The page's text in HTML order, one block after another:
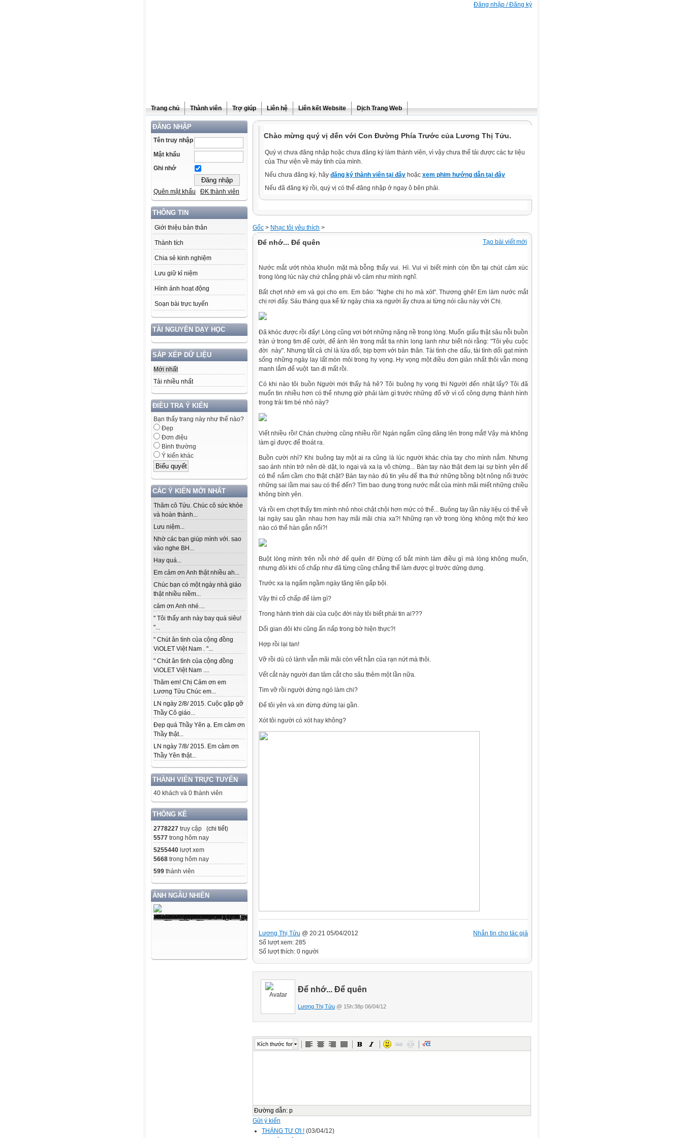
Đăng nhập / Đăng ký
Trang chủ Thành viên Trợ giúp Liên hệ Liên kết Website Dịch Trang Web
ĐĂNG NHẬP
Tên truy nhập
Mật khẩu
Ghi nhớ
Quên mật khẩu ĐK thành viên
THÔNG TIN
Giới thiệu bản thân
Thành tích
Chia sẻ kinh nghiệm
Lưu giữ kỉ niệm
Hình ảnh hoạt động
Soạn bài trực tuyến
TÀI NGUYÊN DẠY HỌC
SẮP XẾP DỮ LIỆU
Mới nhất
Tải nhiều nhất
ĐIỀU TRA Ý KIẾN
Bạn thấy trang này như thế nào?
Đẹp
Đơn điệu
Bình thường
Ý kiến khác
CÁC Ý KIẾN MỚI NHẤT
Thăm cô Tửu. Chúc cô sức khỏe
và hoàn thành...
Lưu niệm...
Nhờ các bạn giúp mình với. sao
vào nghe BH...
Hay quá...
Em cảm ơn Anh thật nhiều ah...
Chúc bạn có một ngày nhà giáo
thật nhiều niềm...
cảm ơn Anh nhé....
" Tôi thấy anh này bay quá siêu!
"...
" Chút ân tình của cộng đồng
ViOLET Việt Nam . "...
" Chút ân tình của cộng đồng
ViOLET Việt Nam ....
Thăm em! Chị Cảm ơn em
Lương Tửu Chúc em...
LN ngày 2/8/ 2015. Cuộc gặp gỡ
Thầy Cô giáo...
Đẹp quá Thầy Yên ạ. Em cảm ơn
Thầy thật...
LN ngày 7/8/ 2015. Em cảm ơn
Thầy Yên thật...
THÀNH VIÊN TRỰC TUYẾN
40 khách và 0 thành viên
THỐNG KÊ
2778227 truy cập (chi tiết)
5577 trong hôm nay
5255440 lượt xem
5668 trong hôm nay
599 thành viên
ẢNH NGẪU NHIÊN
Chào mừng quý vị đến với Con Đường Phía Trước của Lương Thị Tửu.
Quý vị chưa đăng nhập hoặc chưa đăng ký làm thành viên, vì vậy chưa thể tải được các tư liệu
của Thư viện về máy tính của mình.
Nếu chưa đăng ký, hãy đăng ký thành viên tại đây hoặc xem phim hướng dẫn tại đây
Nếu đã đăng ký rồi, quý vị có thể đăng nhập ở ngay ô bên phải.
Gốc > Nhạc tôi yêu thích >
Tạo bài viết mới
Để nhớ... Để quên
Nước mắt ướt nhòa khuôn mặt mà bỗng thấy vui. Hì. Vui vì biết mình còn tồn tại chút cảm xúc
trong lòng lúc này chứ chẳng phải vô cảm như mình nghĩ.
Bất chợt nhớ em và gọi cho em. Em bảo: "Nghe chị ho mà xót". Thương ghê! Em làm nước mắt
chị rơi đấy. Sáu tháng qua kể từ ngày chia xa người ấy chưa ai từng nói câu này với Chị.
Đã khóc được rồi đấy! Lòng cũng vơi bớt những nặng nề trong lòng. Muốn giấu thật sâu nỗi buồn
tràn ứ trong tim để cười, để ánh lên trong mắt tia nhìn long lanh như biết nói rằng: "Tôi yêu cuộc
đời này". Nhưng tất cả chỉ là lừa dối, bịp bợm với bản thân. Tài tình che dấu, tài tình dối gạt mình
sống những ngày lay lất mòn mỏi trong hy vọng. Hy vọng một điều đơn giản nhất thôi vẫn mong
manh lắm để vuột tan đi mất rồi.
Có khi nào tôi buồn Người mới thấy hả hê? Tôi buông hy vọng thì Người đến nhặt lấy? Tôi đã
muốn tin nhiều hơn có thể nhưng giờ phải làm gì trước những đổ vỡ vì cố công dựng thành hình
trong trái tim bé nhỏ này?
Viết nhiều rồi! Chán chường cũng nhiều rồi! Ngán ngẩm cũng dâng lên trong mắt! Vậy mà không
làm gì được để thoát ra.
Buồn cười nhỉ? Khi buông tay một ai ra cũng là lúc người khác chìa tay cho mình nắm. Nhưng
sao ánh nhìn trở nên dè dặt, lo ngại và xa lạ vô chừng... Bàn tay nào thật đem lại sự bình yên để
có thể nắm cầm cho thật chặt? Bàn tay nào đủ tin yêu để tha thứ những bồng bột nông nổi trước
những sai lầm mai sau có thể đến? Tìm bao dung trong nước mắt của mình mãi miết những chiều
không bình yên.
Và rồi em chợt thấy tim mình nhỏ nhoi chật chội hơn mức có thể... Buông tay lần này liệu có thể về
lại ngày sau gần nhau hơn hay mãi mãi chia xa?! Những rạn vỡ trong lòng không một thứ keo
nào có thể hàn gắn nổi?!
Buột lòng mình trên nỗi nhớ để quên đi! Đừng cố bắt mình làm điều gì mà lòng không muốn,
nhưng đôi khi cố chấp như đã từng cũng chẳng thể làm được gì trước dửng dưng.
Trước xa lạ ngấm ngầm ngày tăng lên gấp bội.
Vậy thì cố chấp để làm gì?
Trong hành trình dài của cuộc đời này tôi biết phải tin ai???
Dối gian đôi khi cũng ẩn nấp trong bờ hiện thực?!
Hợp rồi lại tan!
Vỡ rồi dù có lành vẫn mãi mãi còn vết hằn của rạn nứt mà thôi.
Vết cắt này người đan tâm cắt cho sâu thêm một lần nữa.
Tim vỡ rồi người đứng ngó làm chi?
Để tôi yên và xin đừng đứng lại gần.
Xót tôi người có xót hay không?
Nhắn tin cho tác giả
Lương Thị Tửu @ 20:21 05/04/2012
Số lượt xem: 285
Số lượt thích: 0 người
Để nhớ... Để quên
Lương Thị Tửu @ 15h:38p 06/04/12
Kích thước font
Đường dẫn: p
Gửi ý kiến
THÁNG TƯ ƠI ! (03/04/12)